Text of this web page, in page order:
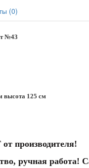
(0)
№43
высота 125 см
производителя!
ручная работа!